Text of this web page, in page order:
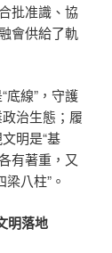
批准識、協
會供給了軌
底線”，守護
治生態；履
明是“基
有著重，又
八柱”。
明落地